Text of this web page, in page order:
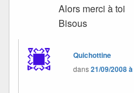
Alors merci à toi
Bisous
Quichottine
dans21/09/2008